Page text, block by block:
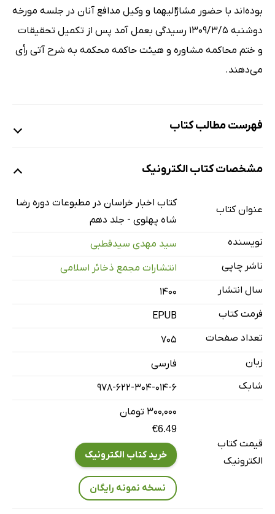
بوده‌اند با حضور مشارٌالیهما و وکیل مدافع آنان در جلسه مورخه
دوشنبه 1309/3/5 رسیدگی بعمل آمد پس از تکمیل تحقیقات
و ختم محاکمه مشاوره و هیئت حاکمه محکمه به شرح آتی رأی
می‌دهند.
فهرست مطالب کتاب
مشکلات اداری
تشکر
امیدواری
هدیه
از سیستان نوشته‌اند
از شیروان می‌نویسند
از تربت جام می‌نویسند
مظنه پوست و پشم و پنبه و کرک
موضوع تریاک
مشخصات کتاب الکترونیک
عنوان کتاب
کتاب اخبار خراسان در مطبوعات دوره رضا
شاه پهلوی - جلد دهم
نویسنده
سید مهدی سیدقطبی
ناشر چاپی
انتشارات مجمع ذخائر اسلامی
سال انتشار
۱۴۰۰
فرمت کتاب
EPUB
تعداد صفحات
705
زبان
فارسی
شابک
978-622-304-014-6
قیمت کتاب
الکترونیک
۳۰۰,۰۰۰ تومان
€6.49
خرید کتاب الکترونیک
نسخه نمونه رایگان